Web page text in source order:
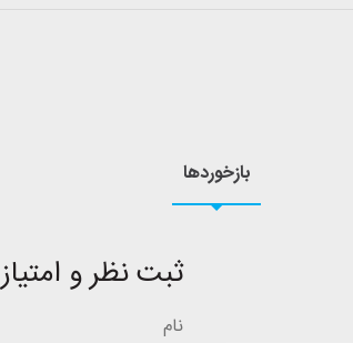
بازخوردها
ثبت نظر و امتیاز
نام